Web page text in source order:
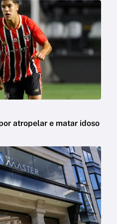
atropelar e matar idoso